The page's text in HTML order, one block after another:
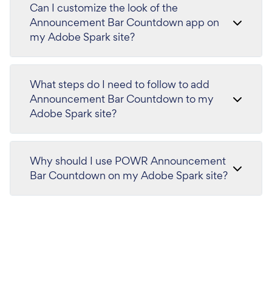
Can I customize the look of the
Announcement Bar Countdown app on
my Adobe Spark site?
What steps do I need to follow to add
Announcement Bar Countdown to my
Adobe Spark site?
Why should I use POWR Announcement
Bar Countdown on my Adobe Spark site?